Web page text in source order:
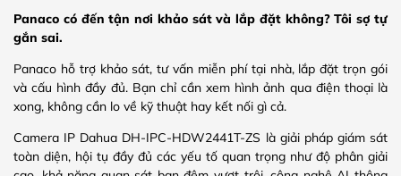
Panaco có đến tận nơi khảo sát và lắp đặt không? Tôi sợ tự
gắn sai.
Panaco hỗ trợ khảo sát, tư vấn miễn phí tại nhà, lắp đặt trọn gói
và cấu hình đầy đủ. Bạn chỉ cần xem hình ảnh qua điện thoại là
xong, không cần lo về kỹ thuật hay kết nối gì cả.
Camera IP Dahua DH-IPC-HDW2441T-ZS là giải pháp giám sát
toàn diện, hội tụ đầy đủ các yếu tố quan trọng như độ phân giải